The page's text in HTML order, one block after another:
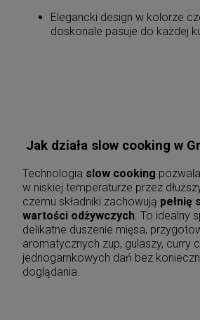
Elegancki design w kolorze
doskonale pasuje do każdej
Jak działa slow cooking w
Technologia slow cooking
w niskiej temperaturze przez
czemu składniki zachowują pełnię
wartości odżywczych . To idealny
delikatne duszenie mięsa,
aromatycznych zup, gulaszy, curry
jednogarnkowych dań bez
doglądania.